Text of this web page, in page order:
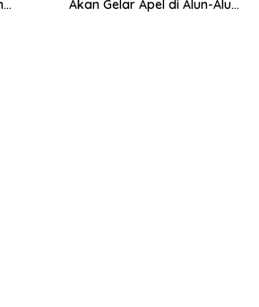
Akan Gelar Apel di Alun-Alun